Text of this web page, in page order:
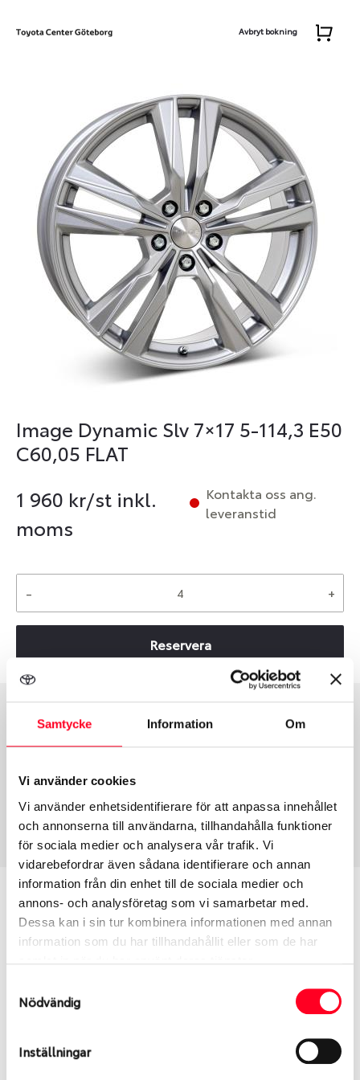
Samtycke Information Om
Vi använder cookies
Vi använder enhetsidentifierare för att anpassa innehållet
och annonserna till användarna, tillhandahålla funktioner
för sociala medier och analysera vår trafik. Vi
vidarebefordrar även sådana identifierare och annan
information från din enhet till de sociala medier och
annons- och analysföretag som vi samarbetar med.
Dessa kan i sin tur kombinera informationen med annan
information som du har tillhandahållit eller som de har
Nödvändig
Inställningar
Avbryt bokning
Image Dynamic Slv 7×17 5-114,3 E50
C60,05 FLAT
1 960 kr/st inkl.
moms
Kontakta oss ang.
leveranstid
- +
Reservera
Group
Fälg PV/C LM
Tum
17
50
Centre Diameter
114.3
Art nummer
6428
Passar denna fälg min bil?
Ange registreringsnummer för att se om den fälg
Ibland kan fälgen ha bytts ut under årens lopp och
inte vara samma dimension som bilen hade ut från